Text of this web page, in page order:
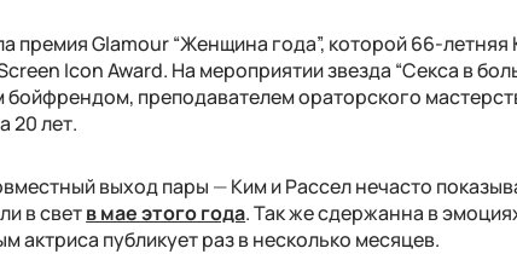
премия Glamour “Женщина года”, которой 66-летняя
Icon Award. На мероприятии звезда “Секса в
бойфрендом, преподавателем ораторского
20 лет.
выход пары —Ким и Рассел нечасто
в светв мае этого года.Так же сдержанна в
актриса публикует раз в несколько месяцев.